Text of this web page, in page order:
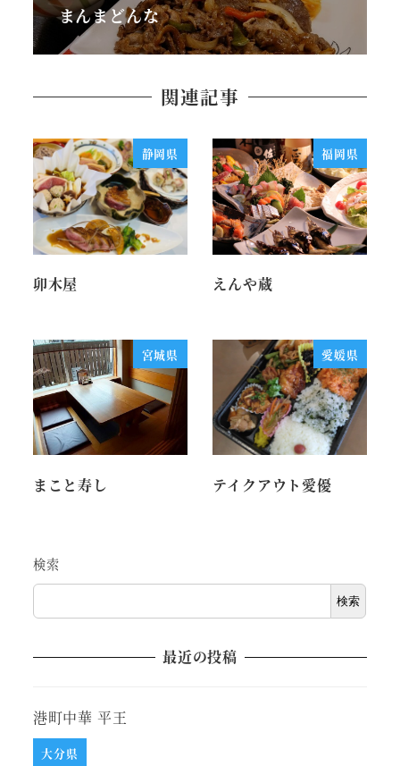
まんまどんな
関連記事
静岡県
卯木屋
福岡県
えんや蔵
宮城県
まこと寿し
愛媛県
テイクアウト愛優
検索
検索
最近の投稿
港町中華 平王
大分県